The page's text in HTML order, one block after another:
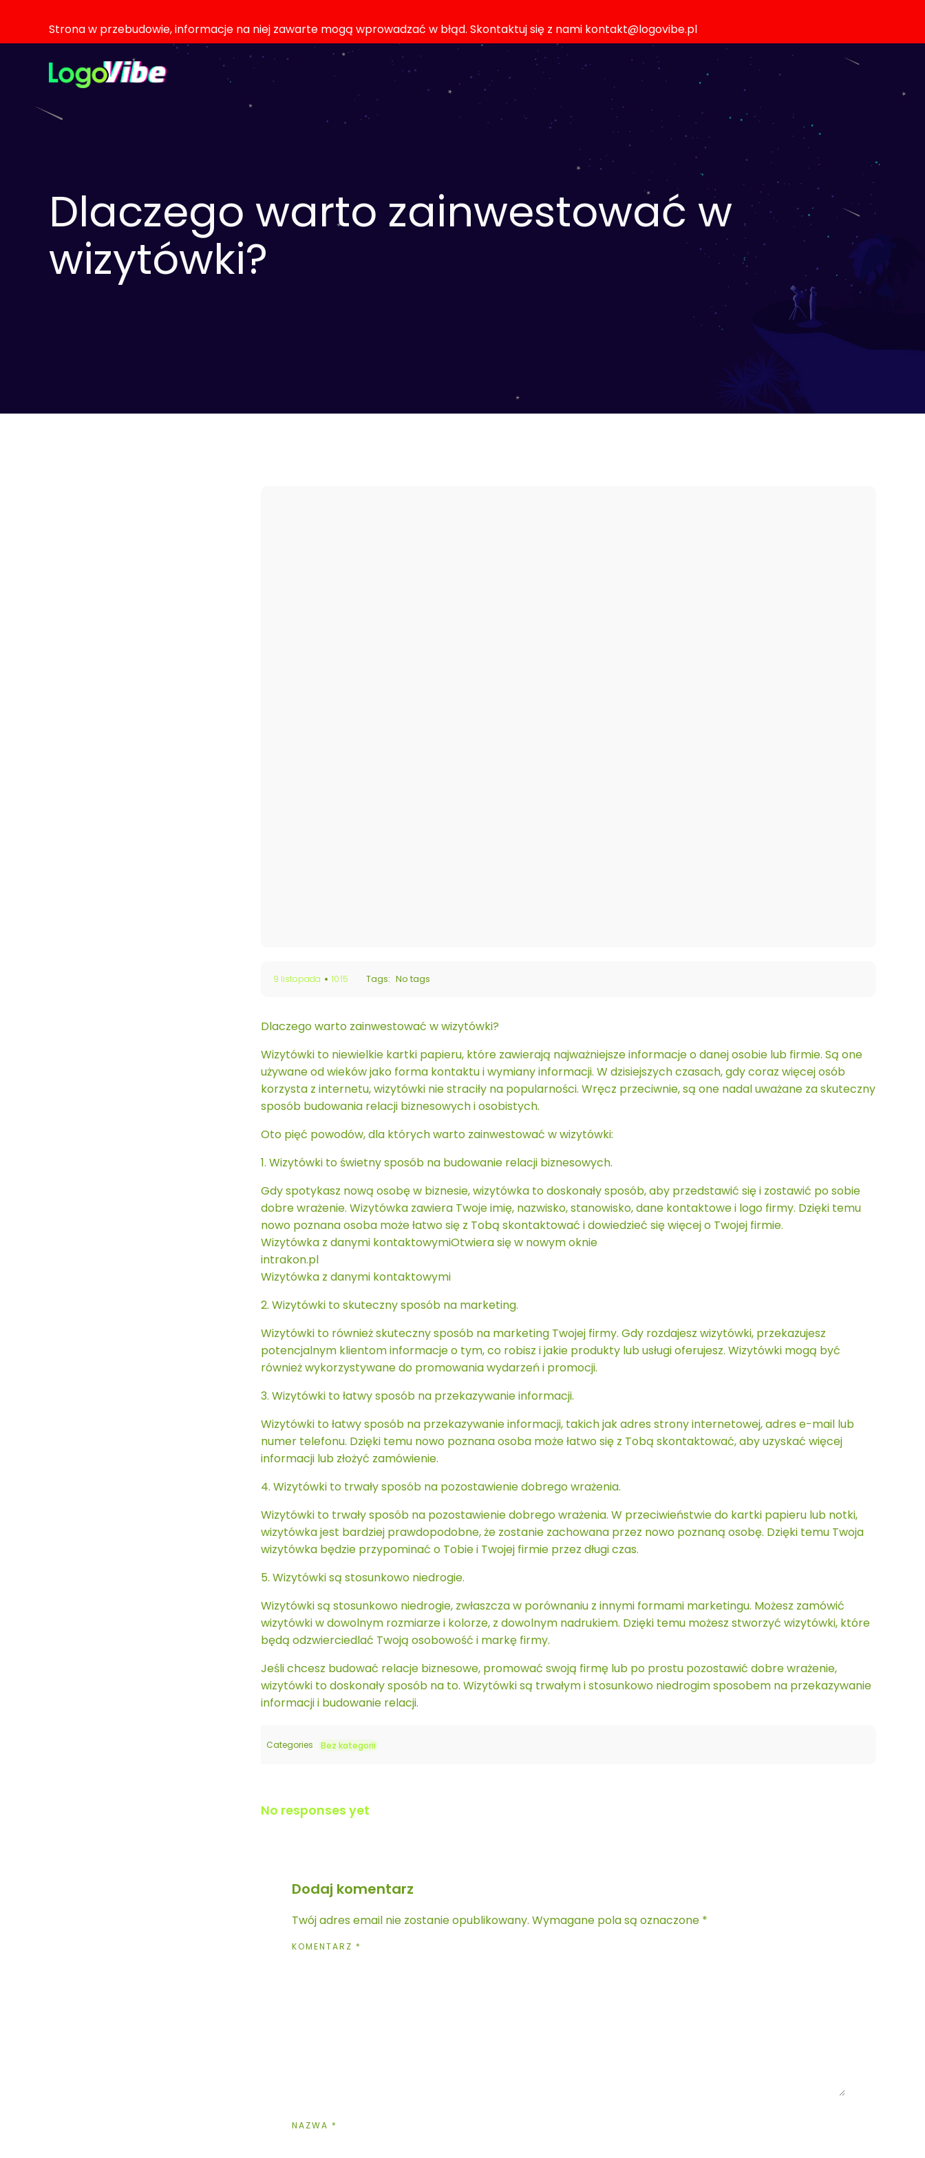
Strona w przebudowie, informacje na niej zawarte mogą wprowadzać w błąd. Skontaktuj się z nami kontakt@logovibe.pl
Dlaczego warto zainwestować w
wizytówki?
9 listopada • 10:15 Tags: No tags
Dlaczego warto zainwestować w wizytówki?
Wizytówki to niewielkie kartki papieru, które zawierają najważniejsze informacje o danej osobie lub firmie. Są one
używane od wieków jako forma kontaktu i wymiany informacji. W dzisiejszych czasach, gdy coraz więcej osób
korzysta z internetu, wizytówki nie straciły na popularności. Wręcz przeciwnie, są one nadal uważane za skuteczny
sposób budowania relacji biznesowych i osobistych.
Oto pięć powodów, dla których warto zainwestować w wizytówki:
1. Wizytówki to świetny sposób na budowanie relacji biznesowych.
Gdy spotykasz nową osobę w biznesie, wizytówka to doskonały sposób, aby przedstawić się i zostawić po sobie
dobre wrażenie. Wizytówka zawiera Twoje imię, nazwisko, stanowisko, dane kontaktowe i logo firmy. Dzięki temu
nowo poznana osoba może łatwo się z Tobą skontaktować i dowiedzieć się więcej o Twojej firmie.
Wizytówka z danymi kontaktowymiOtwiera się w nowym oknie
intrakon.pl
Wizytówka z danymi kontaktowymi
2. Wizytówki to skuteczny sposób na marketing.
Wizytówki to również skuteczny sposób na marketing Twojej firmy. Gdy rozdajesz wizytówki, przekazujesz
potencjalnym klientom informacje o tym, co robisz i jakie produkty lub usługi oferujesz. Wizytówki mogą być
również wykorzystywane do promowania wydarzeń i promocji.
3. Wizytówki to łatwy sposób na przekazywanie informacji.
Wizytówki to łatwy sposób na przekazywanie informacji, takich jak adres strony internetowej, adres e-mail lub
numer telefonu. Dzięki temu nowo poznana osoba może łatwo się z Tobą skontaktować, aby uzyskać więcej
informacji lub złożyć zamówienie.
4. Wizytówki to trwały sposób na pozostawienie dobrego wrażenia.
Wizytówki to trwały sposób na pozostawienie dobrego wrażenia. W przeciwieństwie do kartki papieru lub notki,
wizytówka jest bardziej prawdopodobne, że zostanie zachowana przez nowo poznaną osobę. Dzięki temu Twoja
wizytówka będzie przypominać o Tobie i Twojej firmie przez długi czas.
5. Wizytówki są stosunkowo niedrogie.
Wizytówki są stosunkowo niedrogie, zwłaszcza w porównaniu z innymi formami marketingu. Możesz zamówić
wizytówki w dowolnym rozmiarze i kolorze, z dowolnym nadrukiem. Dzięki temu możesz stworzyć wizytówki, które
będą odzwierciedlać Twoją osobowość i markę firmy.
Jeśli chcesz budować relacje biznesowe, promować swoją firmę lub po prostu pozostawić dobre wrażenie,
wizytówki to doskonały sposób na to. Wizytówki są trwałym i stosunkowo niedrogim sposobem na przekazywanie
informacji i budowanie relacji.
Categories Bez kategorii
No responses yet
Dodaj komentarz
Twój adres email nie zostanie opublikowany. Wymagane pola są oznaczone *
KOMENTARZ *
NAZWA *